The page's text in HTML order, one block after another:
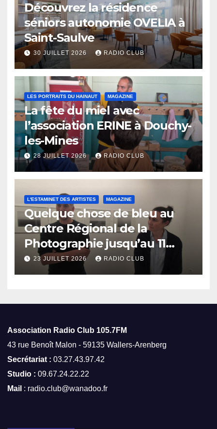
Découvrez la résidence
séniors autonomie OVELIA à
Saint-Saulve
30 JUILLET 2026 RADIO CLUB
LES PORTRAITS DU HAINAUT MAGAZINE
La fête du miel avec
l’association ERINE à Douchy-
les-Mines
28 JUILLET 2026 RADIO CLUB
L'ESTAMINET DES ARTISTES MAGAZINE
Quelque chose de bleu au
Centre Régional de la
Photographie jusqu’au 11
octobre
23 JUILLET 2026 RADIO CLUB
Association Radio Club 105.7FM
43 rue Benoît Malon - 59135 Wallers-Arenberg
Secrétariat : 03.27.43.97.42
Studio : 09.67.24.22.22
Mail : radio.club@wanadoo.fr